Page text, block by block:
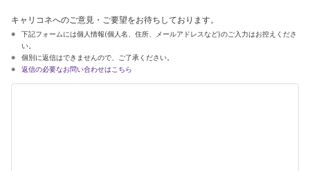
キャリコネへのご意見・ご要望をお待ちしております。
下記フォームには個人情報(個人名、住所、メールアドレスなど)のご入力はお控えくださ
い。
個別に返信はできませんので、ご了承ください。
返信の必要なお問い合わせはこちら